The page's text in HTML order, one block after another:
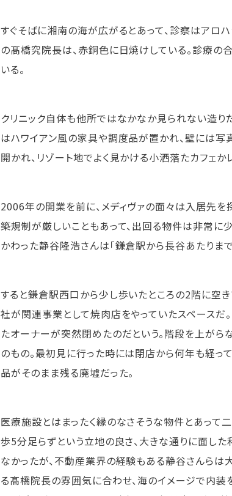
すぐそばに湘南の海が広がるとあって、診察はアロ
の髙橋究院長は、赤銅色に日焼けしている。診療の
いる。
クリニック自体も他所ではなかなか見られない造
はハワイアン風の家具や調度品が置かれ、壁には写
開かれ、リゾート地でよく見かける小洒落たカフェか
2006年の開業を前に、メディヴァの面々は入居先
築規制が厳しいこともあって、出回る物件は非常に
かわった静谷隆浩さんは「鎌倉駅から長谷あたりまで
すると鎌倉駅西口から少し歩いたところの2階に空
社が関連事業として焼肉店をやっていたスペースだ
たオーナーが突然閉めたのだという。階段を上が
のもの。最初見に行った時には閉店から何年も経っ
品がそのまま残る廃墟だった。
医療施設とはまったく縁のなさそうな物件とあって
歩5分足らずという立地の良さ、大きな通りに面し
なかったが、不動産業界の経験もある静谷さんらは
る髙橋院長の雰囲気に合わせ、海のイメージで内装